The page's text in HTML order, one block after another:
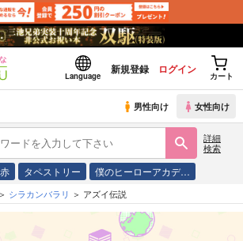
Language
新規登録 ログイン
カート
男性向け 女性向け
詳細
検索
タペストリー 僕のヒーローアカデ…
シラカンバラリ アズイ伝説